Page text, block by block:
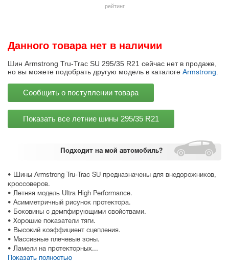
рейтинг
Подходит на мой автомобиль?
• Шины Armstrong Tru-Trac SU предназначены для внедорожников,
кроссоверов.
• Летняя модель Ultra High Performance.
• Асимметричный рисунок протектора.
• Боковины с демпфирующими свойствами.
• Хорошие показатели тяги.
• Высокий коэффициент сцепления.
• Массивные плечевые зоны.
• Ламели на протекторных...
Показать полностью
Данного товара нет в наличии
Шин Armstrong Tru-Trac SU 295/35 R21 сейчас нет в продаже,
но вы можете подобрать другую модель в каталоге Armstrong
Сообщить о поступлении товара
Показать все летние шины 295/35 R21